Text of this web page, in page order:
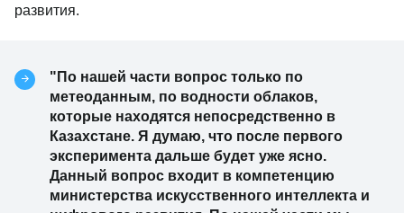
развития.
"По нашей части вопрос только по
метеоданным, по водности облаков,
которые находятся непосредственно в
Казахстане. Я думаю, что после первого
эксперимента дальше будет уже ясно.
Данный вопрос входит в компетенцию
министерства искусственного интеллекта и